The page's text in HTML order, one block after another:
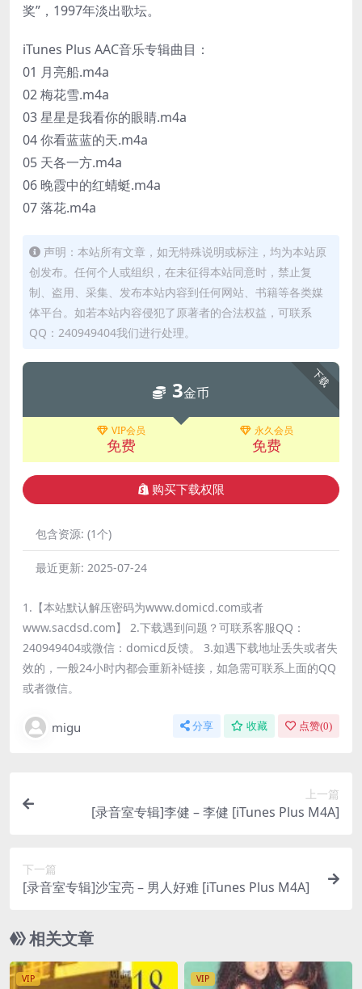
奖”，1997年淡出歌坛。
iTunes Plus AAC音乐专辑曲目：
01 月亮船.m4a
02 梅花雪.m4a
03 星星是我看你的眼睛.m4a
04 你看蓝蓝的天.m4a
05 天各一方.m4a
06 晚霞中的红蜻蜓.m4a
07 落花.m4a
声明：本站所有文章，如无特殊说明或标注，均为本站原
创发布。任何个人或组织，在未征得本站同意时，禁止复
制、盗用、采集、发布本站内容到任何网站、书籍等各类媒
体平台。如若本站内容侵犯了原著者的合法权益，可联系
QQ：240949404我们进行处理。
下载
3金币
VIP会员
免费
永久会员
免费
购买下载权限
包含资源: (1个)
最近更新: 2025-07-24
1.【本站默认解压密码为www.domicd.com或者
www.sacdsd.com】 2.下载遇到问题？可联系客服QQ：
240949404或微信：domicd反馈。 3.如遇下载地址丢失或者失
效的，一般24小时内都会重新补链接，如急需可联系上面的QQ
或者微信。
migu 分享 收藏 点赞(0)
上一篇
[录音室专辑]李健 – 李健 [iTunes Plus M4A]
下一篇
[录音室专辑]沙宝亮 – 男人好难 [iTunes Plus M4A]
相关文章
VIP VIP